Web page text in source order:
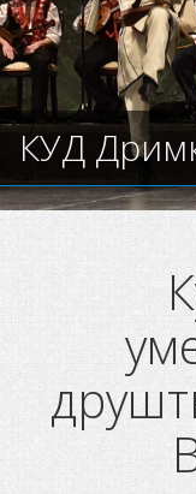
ЗА ВЕВЧАНИ
НОВОСТИ
КОНТАКТ
КУД